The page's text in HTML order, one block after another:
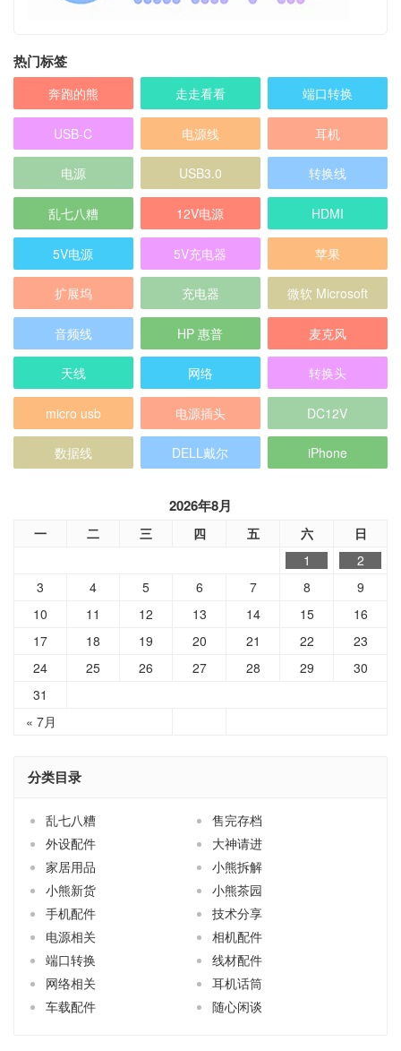
热门标签
奔跑的熊 走走看看 端口转换
USB-C 电源线 耳机
电源 USB3.0 转换线
乱七八糟 12V电源 HDMI
5V电源 5V充电器 苹果
扩展坞 充电器 微软 Microsoft
音频线 HP 惠普 麦克风
天线 网络 转换头
micro usb 电源插头 DC12V
数据线 DELL戴尔 iPhone
2026年8月
一 二 三 四 五 六 日
« 7月
1
2
3
4 5 6 7 8
9
10
11 12 13 14 15
16
17
18 19 20 21 22
23
24
25 26 27 28 29
30
31
分类目录
乱七八糟
售完存档
外设配件
大神请进
家居用品
小熊拆解
小熊新货
小熊茶园
手机配件
技术分享
电源相关
相机配件
端口转换
线材配件
网络相关
耳机话筒
车载配件
随心闲谈